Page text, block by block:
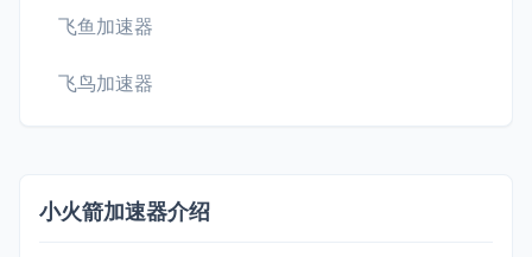
飞鱼加速器
飞鸟加速器
小火箭加速器介绍